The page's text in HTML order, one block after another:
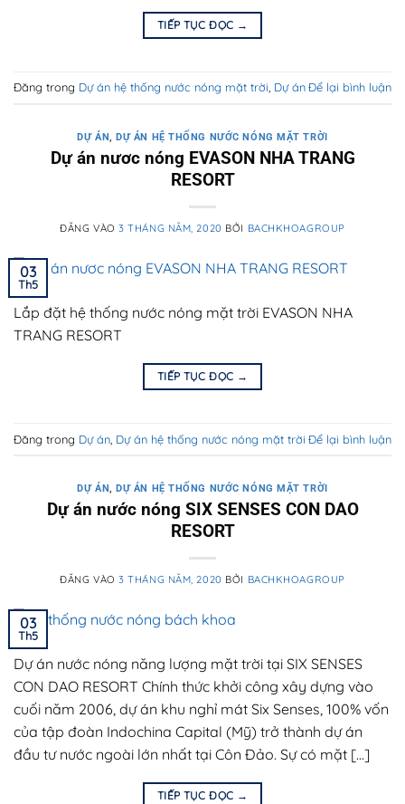
TIẾP TỤC ĐỌC →
Đăng trong Dự án hệ thống nước nóng mặt trời, Dự ánĐể lại bình luận
DỰ ÁN, DỰ ÁN HỆ THỐNG NƯỚC NÓNG MẶT TRỜI
Dự án nươc nóng EVASON NHA TRANG
RESORT
ĐĂNG VÀO3 THÁNG NĂM, 2020 BỞI BACHKHOAGROUP
03
Th5
Lắp đặt hệ thống nước nóng mặt trời EVASON NHA
TRANG RESORT
TIẾP TỤC ĐỌC →
Đăng trong Dự án Dự án hệ thống nước nóng mặt trời Để lại bình luận
DỰ ÁN, DỰ ÁN HỆ THỐNG NƯỚC NÓNG MẶT TRỜI
Dự án nước nóng SIX SENSES CON DAO
RESORT
ĐĂNG VÀO3 THÁNG NĂM, 2020 BỞI BACHKHOAGROUP
03
Th5
Dự án nước nóng năng lượng mặt trời tại SIX SENSES
CON DAO RESORT Chính thức khởi công xây dựng vào
cuối năm 2006, dự án khu nghỉ mát Six Senses, 100% vốn
của tập đoàn Indochina Capital (Mỹ) trở thành dự án
đầu tư nước ngoài lớn nhất tại Côn Đảo. Sự có mặt […]
TIẾP TỤC ĐỌC →